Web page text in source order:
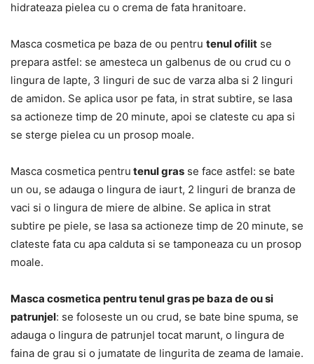
hidrateaza pielea cu o crema de fata hranitoare.
Masca cosmetica pe baza de ou pentru tenul ofilit se
prepara astfel: se amesteca un galbenus de ou crud cu o
lingura de lapte, 3 linguri de suc de varza alba si 2 linguri
de amidon. Se aplica usor pe fata, in strat subtire, se lasa
sa actioneze timp de 20 minute, apoi se clateste cu apa si
se sterge pielea cu un prosop moale.
Masca cosmetica pentru tenul gras se face astfel: se bate
un ou, se adauga o lingura de iaurt, 2 linguri de branza de
vaci si o lingura de miere de albine. Se aplica in strat
subtire pe piele, se lasa sa actioneze timp de 20 minute, se
clateste fata cu apa calduta si se tamponeaza cu un prosop
moale.
Masca cosmetica pentru tenul gras pe baza de ou si
patrunjel: se foloseste un ou crud, se bate bine spuma, se
adauga o lingura de patrunjel tocat marunt, o lingura de
faina de grau si o jumatate de lingurita de zeama de lamaie.